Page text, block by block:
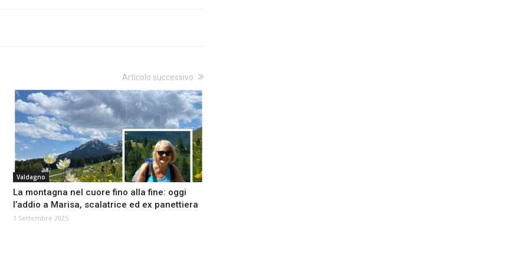
Articolo successivo
Valdagno
La montagna nel cuore fino alla fine: oggi
l’addio a Marisa, scalatrice ed ex panettiera
1 Settembre 2025